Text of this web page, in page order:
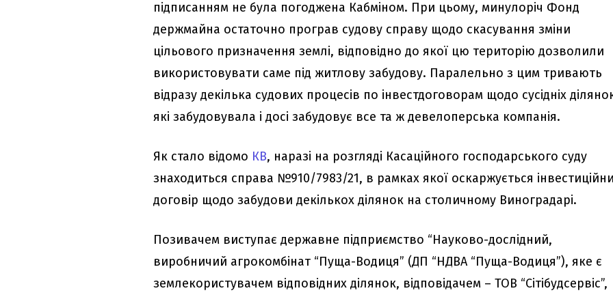
підписанням не була погоджена Кабміном. При цьому, минулоріч Фонд
держмайна остаточно програв судову справу щодо скасування зміни
цільового призначення землі, відповідно до якої цю територію дозволили
використовувати саме під житлову забудову. Паралельно з цим тривають
відразу декілька судових процесів по інвестдоговорам щодо сусідніх
які забудовувала і досі забудовує все та ж девелоперська компанія.
Як стало відомо КВ, наразі на розгляді Касаційного господарського суду
знаходиться справа №910/7983/21, в рамках якої оскаржується
договір щодо забудови декількох ділянок на столичному Виноградарі.
Позивачем виступає державне підприємство “Науково-дослідний,
виробничий агрокомбінат “Пуща-Водиця” (ДП “НДВА “Пуща-Водиця”), яке є
землекористувачем відповідних ділянок, відповідачем – ТОВ “Сітібудсервіс”,